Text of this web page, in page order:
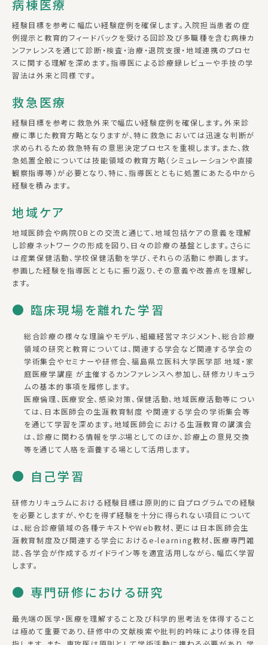
病棟医療
経験目標を参考に幅広い経験症例を確保します。入院担当患者の症
例提示と教育的フィードバックを受ける回診及び多職種を含む病棟カ
ンファレンスを通じて診断・検査・治療・退院支援・地域連携のプロセ
スに関する理解を深めます。指導医による診療録レビューや手技の学
習法は外来と同様です。
救急医療
経験目標を参考に救急外来で幅広い経験症例を確保します。外来診
療に準じた教育方略となりますが、特に救急においては迅速な判断が
求められるため救急特有の意思決定プロセスを重視します。また、救
急処置全般については技能領域の教育方略（シミュレーションや直接
観察指導等）が必要となり、特に、指導医とともに処置にあたる中から
経験を積みます。
地域ケア
地域医師会や病院OBとの交流と通じて、地域包括ケアの意義を理解
し診療ネットワークの形成を図り、日々の診療の基盤とします。さらに
は産業保健活動、学校保健活動を学び、それらの活動に参画します。
参画した経験を指導医とともに振り返り、その意義や改善点を理解し
ます。
● 臨床現場を離れた学習
総合診療の様々な理論やモデル、組織経営マネジメント、総合診療
領域の研究と教育については、関連する学会など関連する学会の
学術集会やセミナーや研修会、福島県立医科大学医学部 地域・家
庭医療学講座 が主催するカンファレンスへ参加し、研修カリキュラ
ムの基本的事項を履修します。
医療倫理、医療安全、感染対策、保健活動、地域医療活動等につい
ては、日本医師会の生涯教育制度 や関連する学会の学術集会等
を通じて学習を深めます。地域医師会における生涯教育の講演会
は、診療に関わる情報を学ぶ場としてのほか、診療上の意見交換
等を通じて人格を涵養する場として活用します。
● 自己学習
研修カリキュラムにおける経験目標は原則的に自プログラムでの経験
を必要としますが、やむを得ず経験を十分に得られない項目について
は、総合診療領域の各種テキストやWeb教材、更には日本医師会生
涯教育制度及び関連する学会におけるe-learning教材、医療専門雑
誌、各学会が作成するガイドライン等を適宜活用しながら、幅広く学習
します。
● 専門研修における研究
最先端の医学・医療を理解すること及び科学的思考法を体得すること
は極めて重要であり、研修中の文献検索や批判的吟味により体得を目